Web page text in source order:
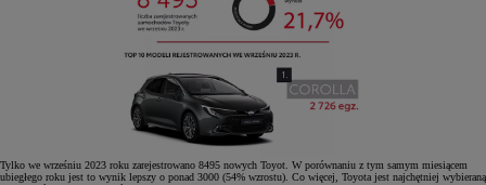
Tylko we wrześniu 2023 roku zarejestrowano 8495 nowych Toyot. W porównaniu z tym samym miesiącem
ubiegłego roku jest to wynik lepszy o ponad 3000 (54% wzrostu). Co więcej, Toyota jest najchętniej wybieraną